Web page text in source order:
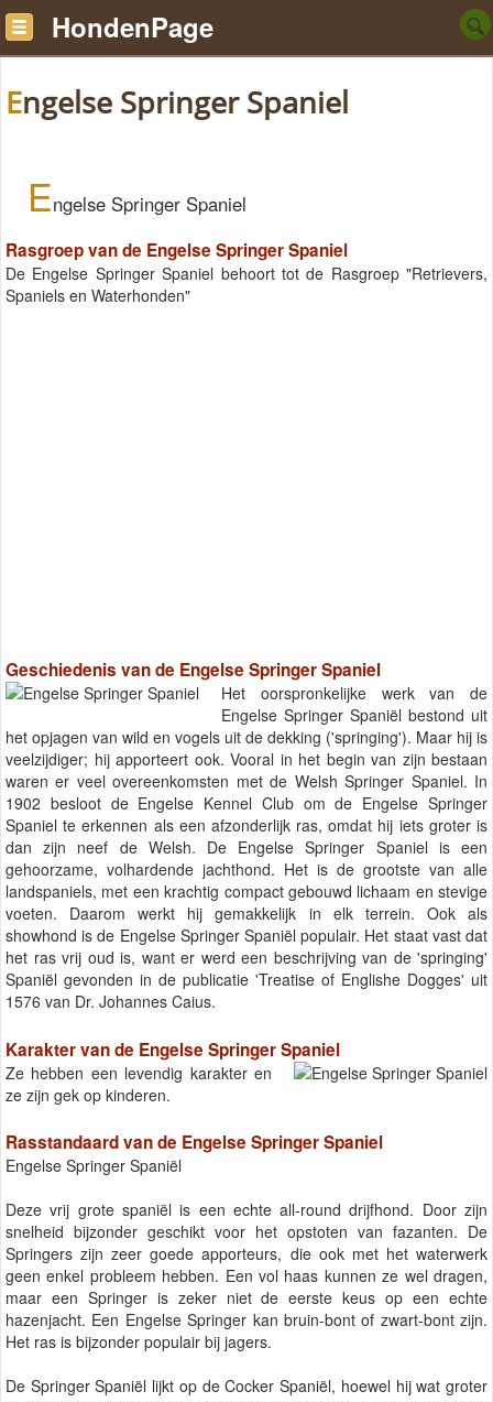
HondenPage
Engelse Springer Spaniel
Engelse Springer Spaniel
Rasgroep van de Engelse Springer Spaniel
De Engelse Springer Spaniel behoort tot de Rasgroep "Retrievers,
Spaniels en Waterhonden"
Geschiedenis van de Engelse Springer Spaniel
Het oorspronkelijke werk van de
Engelse Springer Spaniël bestond uit
het opjagen van wild en vogels uit de dekking ('springing'). Maar hij is
veelzijdiger; hij apporteert ook. Vooral in het begin van zijn bestaan
waren er veel overeenkomsten met de Welsh Springer Spaniel. In
1902 besloot de Engelse Kennel Club om de Engelse Springer
Spaniel te erkennen als een afzonderlijk ras, omdat hij iets groter is
dan zijn neef de Welsh. De Engelse Springer Spaniel is een
gehoorzame, volhardende jachthond. Het is de grootste van alle
landspaniels, met een krachtig compact gebouwd lichaam en stevige
voeten. Daarom werkt hij gemakkelijk in elk terrein. Ook als
showhond is de Engelse Springer Spaniël populair. Het staat vast dat
het ras vrij oud is, want er werd een beschrijving van de 'springing'
Spaniël gevonden in de publicatie 'Treatise of Englishe Dogges' uit
1576 van Dr. Johannes Caius.
Karakter van de Engelse Springer Spaniel
Ze hebben een levendig karakter en
ze zijn gek op kinderen.
Rasstandaard van de Engelse Springer Spaniel
Engelse Springer Spaniël
Deze vrij grote spaniël is een echte all-round drijfhond. Door zijn
snelheid bijzonder geschikt voor het opstoten van fazanten. De
Springers zijn zeer goede apporteurs, die ook met het waterwerk
geen enkel probleem hebben. Een vol haas kunnen ze wel dragen,
maar een Springer is zeker niet de eerste keus op een echte
hazenjacht. Een Engelse Springer kan bruin-bont of zwart-bont zijn.
Het ras is bijzonder populair bij jagers.
De Springer Spaniël lijkt op de Cocker Spaniël, hoewel hij wat groter